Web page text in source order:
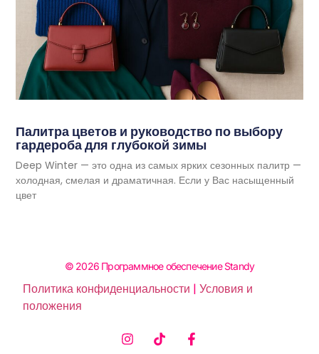
Палитра цветов и руководство по выбору
гардероба для глубокой зимы
Deep Winter — это одна из самых ярких сезонных палитр —
холодная, смелая и драматичная. Если у Вас насыщенный
цвет
© 2026 Программное обеспечение Standy
Политика конфиденциальности |Условия и
положения